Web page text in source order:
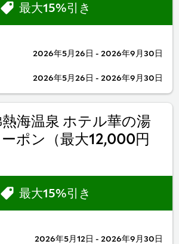
2026年5月26日 - 2026年9月30日
2026年5月26日 - 2026年9月30日
最大15%引き
2026年5月12日 - 2026年9月30日
最大15%引き
海温泉 ホテル華の湯
ポン（最大12,000円